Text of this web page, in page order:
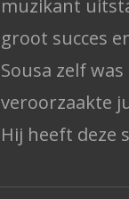
muzikant
groot succes
Sousa zelf
veroorzaakte
Hij heeft deze